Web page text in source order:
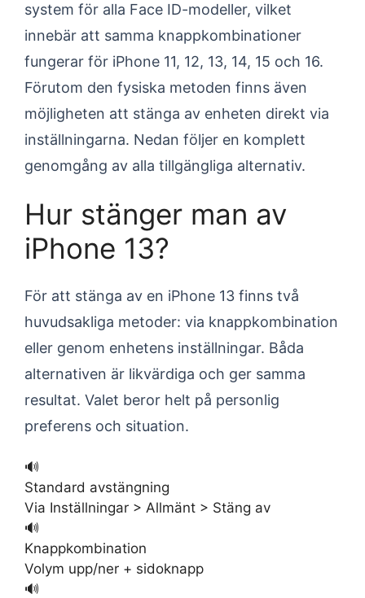
system för alla Face ID-modeller, vilket
innebär att samma knappkombinationer
fungerar för iPhone 11, 12, 13, 14, 15 och 16.
Förutom den fysiska metoden finns även
möjligheten att stänga av enheten direkt via
inställningarna. Nedan följer en komplett
genomgång av alla tillgängliga alternativ.
Hur stänger man av
iPhone 13?
För att stänga av en iPhone 13 finns två
huvudsakliga metoder: via knappkombination
eller genom enhetens inställningar. Båda
alternativen är likvärdiga och ger samma
resultat. Valet beror helt på personlig
preferens och situation.
🔊
Standard avstängning
Via Inställningar > Allmänt > Stäng av
🔊
Knappkombination
Volym upp/ner + sidoknapp
🔊